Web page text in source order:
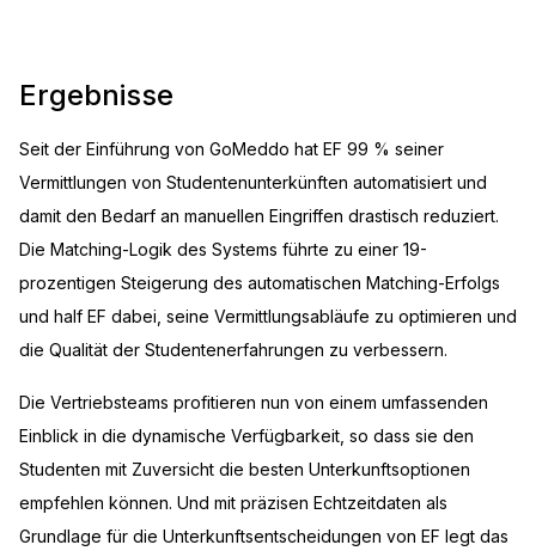
Ergebnisse
Seit der Einführung von GoMeddo hat EF 99 % seiner
Vermittlungen von Studentenunterkünften automatisiert und
damit den Bedarf an manuellen Eingriffen drastisch reduziert.
Die Matching-Logik des Systems führte zu einer 19-
prozentigen Steigerung des automatischen Matching-Erfolgs
und half EF dabei, seine Vermittlungsabläufe zu optimieren und
die Qualität der Studentenerfahrungen zu verbessern.
Die Vertriebsteams profitieren nun von einem umfassenden
Einblick in die dynamische Verfügbarkeit, so dass sie den
Studenten mit Zuversicht die besten Unterkunftsoptionen
empfehlen können. Und mit präzisen Echtzeitdaten als
Grundlage für die Unterkunftsentscheidungen von EF legt das